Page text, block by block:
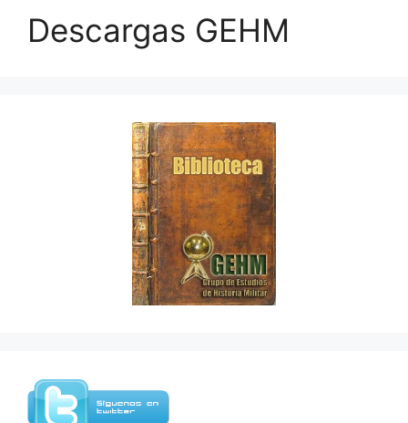
Descargas GEHM